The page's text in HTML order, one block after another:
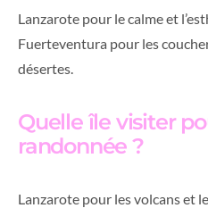
Lanzarote pour le calme et
Fuerteventura pour les
désertes.
Quelle île visiter
randonnée ?
Lanzarote pour les volcans et